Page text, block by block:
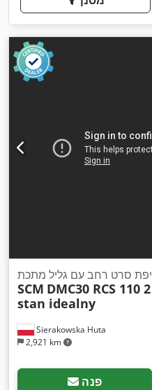
Sierakowska Huta
2,921 km
סרט רחב עם גליל מתכת
SCM DMC30 RCS 110
stan idealny
פנה